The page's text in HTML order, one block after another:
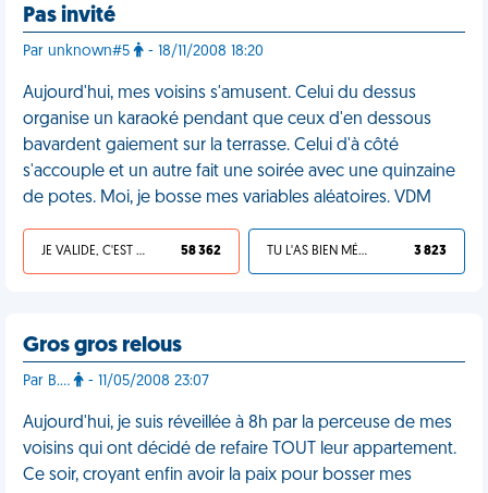
Pas invité
Par unknown#5 - 18/11/2008 18:20
Aujourd'hui, mes voisins s'amusent. Celui du dessus
organise un karaoké pendant que ceux d'en dessous
bavardent gaiement sur la terrasse. Celui d'à côté
s'accouple et un autre fait une soirée avec une quinzaine
de potes. Moi, je bosse mes variables aléatoires. VDM
JE VALIDE, C'EST UNE VDM 58 362 TU L'AS BIEN MÉRITÉ 3 823
Gros gros relous
Par B.… - 11/05/2008 23:07
Aujourd'hui, je suis réveillée à 8h par la perceuse de mes
voisins qui ont décidé de refaire TOUT leur appartement.
Ce soir, croyant enfin avoir la paix pour bosser mes